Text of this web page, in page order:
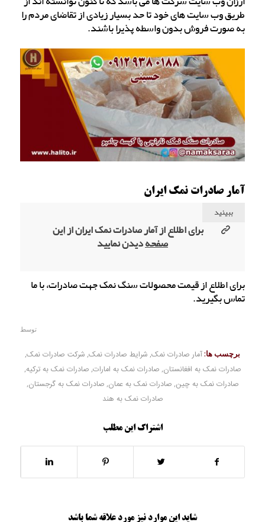
طریق وب سایت های خود تا حد بسیار زیادی از تقاضای مردم را
به صورت فروش بدون واسطه پذیرا باشند.
آمار صادرات نمک ایران
ببینید
برای اطلاع از آمار صادرات نمک ایران ازاین
صفحهدیدن نمایید
برای اطلاع از قیمت محصولات سنگ نمک جهت صادرات، با ما
تماس بگیرید.
توسط
برچسب ها:آمار صادرات نمک, شرایط صادرات نمک, شرکت صادرات نمک,
صادرات نمک به افغانستان, صادرات نمک به امارات, صادرات نمک به ترکیه,
صادرات نمک به چین, صادرات نمک به عمان, صادرات نمک به گرجستان,
صادرات نمک به هند
اشتراک این مطلب
شاید این موارد نیز مورد علاقه شما باشد